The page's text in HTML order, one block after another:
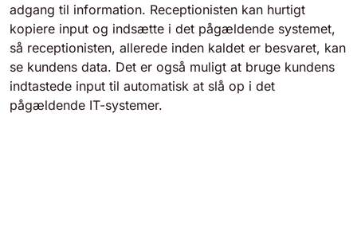
adgang til information. Receptionisten kan hurtigt
kopiere input og indsætte i det pågældende systemet,
så receptionisten, allerede inden kaldet er besvaret, kan
se kundens data. Det er også muligt at bruge kundens
indtastede input til automatisk at slå op i det
pågældende IT-systemer.